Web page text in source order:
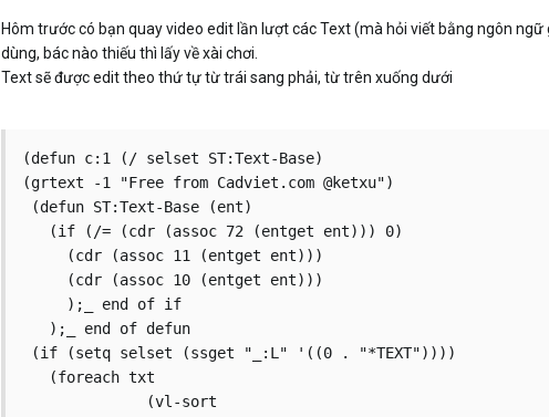
Hôm trước có bạn quay video edit lần lượt các Text (mà hỏi viết bằng ngôn
dùng, bác nào thiếu thì lấy về xài chơi.
Text sẽ được edit theo thứ tự từ trái sang phải, từ trên xuống dưới
(defun c:1 (/ selset ST:Text-Base)
(grtext -1 "Free from Cadviet.com @ketxu")
(defun ST:Text-Base (ent)
   (if (/= (cdr (assoc 72 (entget ent))) 0)
     (cdr (assoc 11 (entget ent)))
     (cdr (assoc 10 (entget ent)))
     );_ end of if
   );_ end of defun
(if (setq selset (ssget "_:L" '((0 . "*TEXT"))))
   (foreach txt
              (vl-sort